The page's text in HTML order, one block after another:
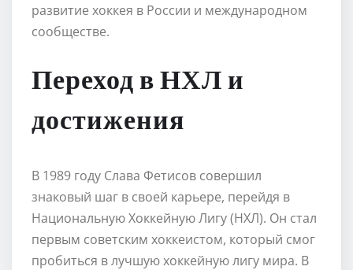
развитие хоккея в России и международном
сообществе.
Переход в НХЛ и
достижения
В 1989 году Слава Фетисов совершил
знаковый шаг в своей карьере, перейдя в
Национальную Хоккейную Лигу (НХЛ). Он стал
первым советским хоккеистом, который смог
пробиться в лучшую хоккейную лигу мира. В